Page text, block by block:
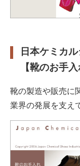
日本ケミカ
【靴のお手入
靴の製造や販売に
業界の発展を支え